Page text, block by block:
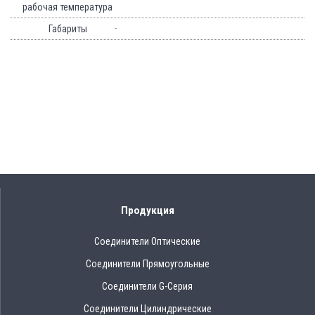
рабочая температура
Габариты -
Продукция
Соединители Оптические
Соединители Прямоугольные
Соединители G-Серия
Соединители Цилиндрические